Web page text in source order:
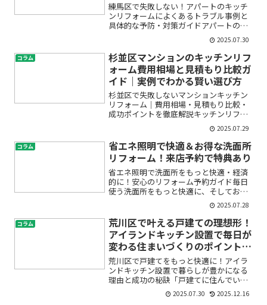
練馬区で失敗しない！アパートのキッチ
ンリフォームによくあるトラブル事例と
具体的な予防・対策ガイドアパートのキ
ッチンリフォームを考えている方の多く
が、「どんなトラブルが起きるのか」
「賃貸物件でもリフォームできるのか」
「DIYでやっても大丈夫な...
2025.07.30
コラム
杉並区マンションのキッチンリフ
ォーム費用相場と見積もり比較ガ
イド｜実例でわかる賢い選び方
杉並区で失敗しないマンションキッチン
リフォーム｜費用相場・見積もり比較・
成功ポイントを徹底解説キッチンリフォ
ームを検討しているけれど、「費用がど
れくらいかかるの？」「見積もりの見方
がわからない」「信頼できる業者は？」
など、不安や疑問は尽きな...
2025.07.29
コラム
省エネ照明で快適＆お得な洗面所
リフォーム！来店予約で特典あり
省エネ照明で洗面所をもっと快適・経済
的に！安心のリフォーム予約ガイド毎日
使う洗面所をもっと快適に、そしてお得
にリフォームしたい——そんな風にお考
えではありませんか？「洗面所の照明が
暗くて使いづらい」「電気代を節約した
い」「リフォームって何か...
2025.07.28
コラム
荒川区で叶える戸建ての理想形！
アイランドキッチン設置で毎日が
変わる住まいづくりのポイント5
選
荒川区で戸建てをもっと快適に！アイラ
ンドキッチン設置で暮らしが豊かになる
理由と成功の秘訣「戸建てに住んでいる
けど、もっと快適な空間にしたい」「家
族の会話が増えるキッチンに憧れる」
2025.07.30 2025.12.16